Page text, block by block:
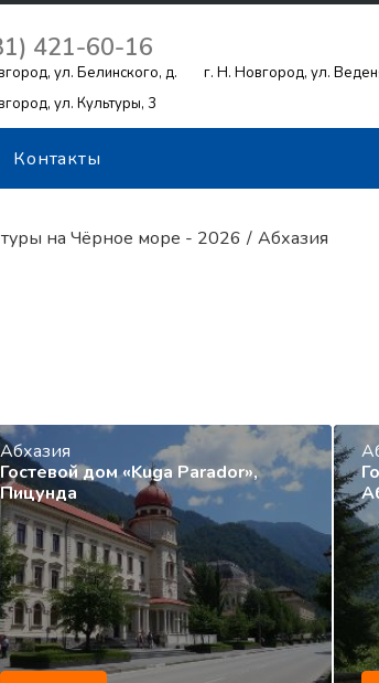
421-60-16
ул. Белинского, д.
ул. Культуры, 3
г. Н. Новгород, ул.
Контакты
на Чёрное море - 2026 / Абхазия
Абхазия
Гостевой дом «Kuga Parador»,
Пицунда